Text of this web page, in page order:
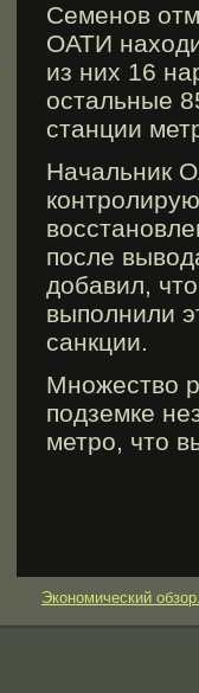
Семенов
ОАТИ
из них 16
остальные
станции
Начальник
после
добавил,
выполнили
санкции.
Множество
подземке
метрο, что
Экономический